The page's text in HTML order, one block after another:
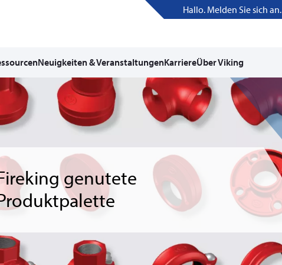
Hallo. Melden Sie sich an.
Neuigkeiten & VeranstaltungenKarriereÜber Viking
genutete